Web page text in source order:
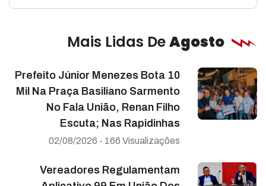
Mais Lidas DeAgosto
Prefeito Júnior Menezes Bota 10
Mil Na Praça Basiliano Sarmento
No Fala União, Renan Filho
Escuta; Nas Rapidinhas
02/08/2026 - 166 Visualizações
Vereadores Regulamentam